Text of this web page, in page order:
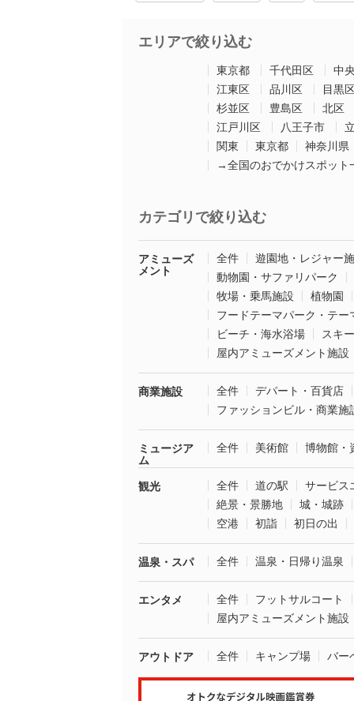
エリアで絞り込む
東京都 千代田区
中
江東区
品川区
目黒
杉並区
豊島区
北区
江戸川区
八王子市
関東
東京都
神奈川県
→全国のおでかけスポット
カテゴリで絞り込む
アミューズ
メント
全件
遊園地・レジャー
動物園・サファリパーク
牧場・乗馬施設
植物園
フードテーマパーク・テー
ビーチ・海水浴場
スキ
屋内アミューズメント施設
商業施設 全件
デパート・百貨店
ファッションビル・商業施
ミュージア
ム
全件 美術館 博物館・
観光 全件 道の駅
サービス
絶景・景勝地
城・城跡
空港
初詣 初日の出
温泉・スパ 全件 温泉・日帰り温泉
エンタメ 全件
フットサルコート
屋内アミューズメント施設
アウトドア 全件 キャンプ場 バー